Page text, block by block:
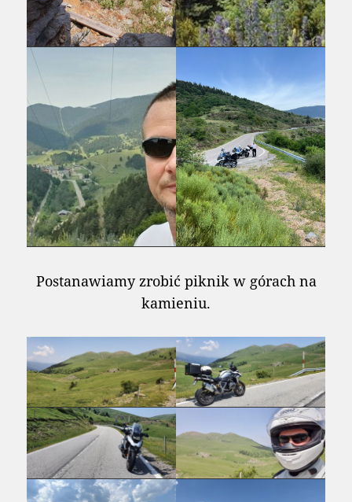
Postanawiamy zrobić piknik w górach na
kamieniu.